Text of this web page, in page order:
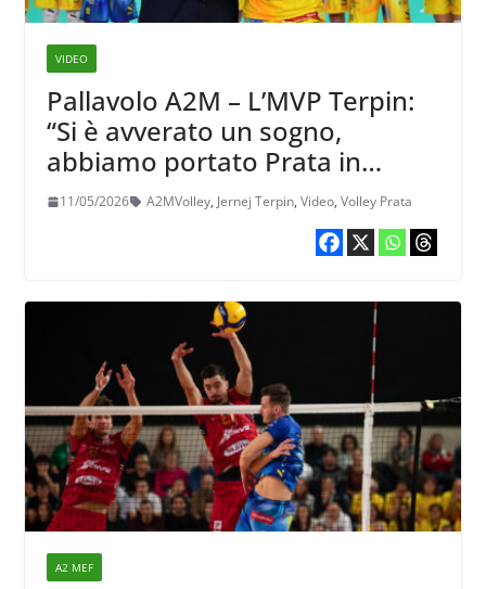
VIDEO
Pallavolo A2M – L’MVP Terpin:
“Si è avverato un sogno,
abbiamo portato Prata in
SuperLega”
11/05/2026 A2MVolley, Jernej Terpin, Video, Volley Prata
A2 MEF